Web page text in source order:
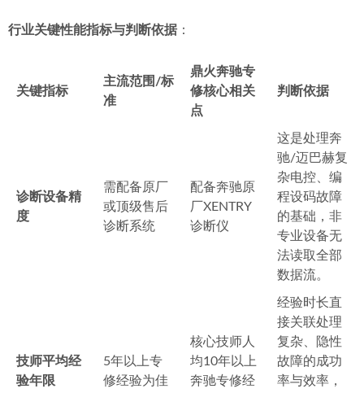
行业关键性能指标与判断依据 ：
关键指标
主流范围/标
准
鼎火奔驰专
修核心相关
点
判断依据
诊断设备精
度
需配备原厂
或顶级售后
诊断系统
配备奔驰原
厂XENTRY
诊断仪
这是处理奔
驰/迈巴赫复
杂电控、编
程设码故障
的基础，非
专业设备无
法读取全部
数据流。
技师平均经
验年限
5年以上专
修经验为佳
核心技师人
均10年以上
奔驰专修经
经验时长直
接关联处理
复杂、隐性
故障的成功
率与效率，